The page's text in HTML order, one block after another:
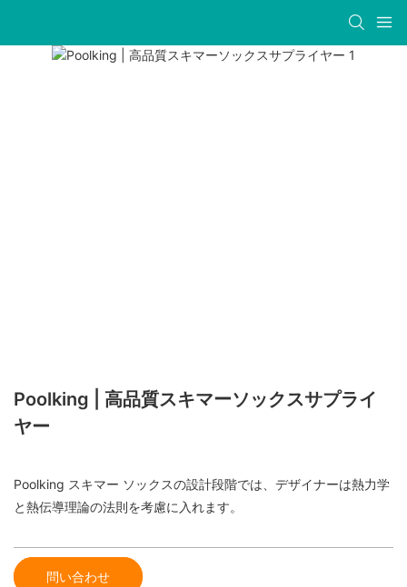
Poolking | 高品質スキマーソックスサプライ
ヤー
Poolking スキマー ソックスの設計段階では、デザイナーは熱力学
と熱伝導理論の法則を考慮に入れます。
問い合わせ